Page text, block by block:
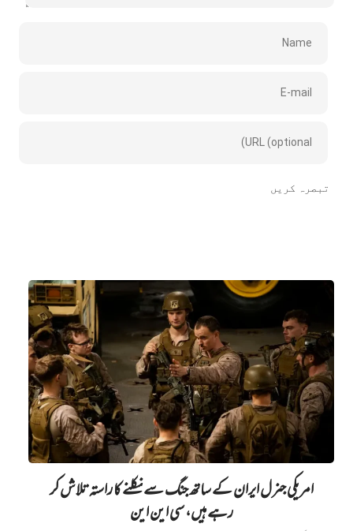
امریکی جنرل ایران کے ساتھ جنگ سے نکلنے کا راستہ تلاش کر
رہے ہیں، سی این این